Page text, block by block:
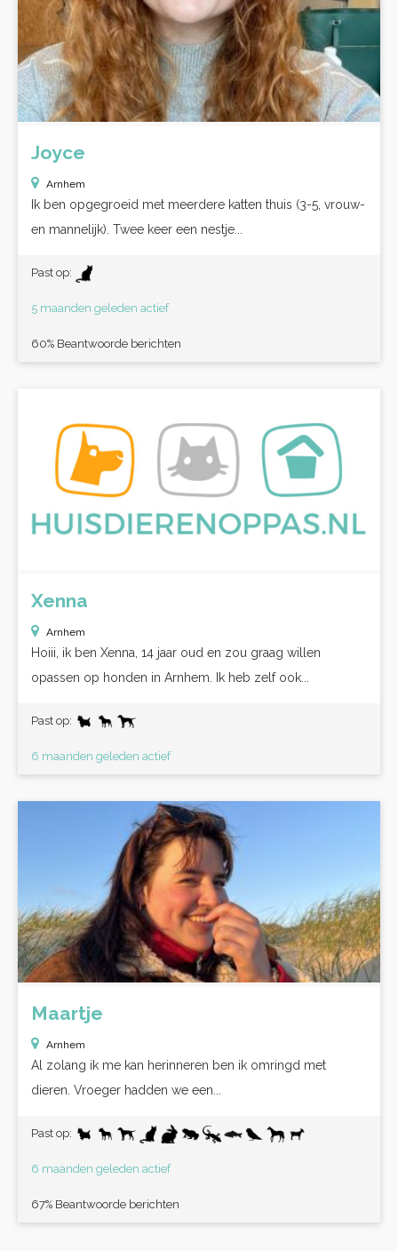
Joyce
Arnhem
Ik ben opgegroeid met meerdere katten thuis (3-5, vrouw-
en mannelijk). Twee keer een nestje...
Past op:
5 maanden geleden actief
60% Beantwoorde berichten
Xenna
Arnhem
Hoiii, ik ben Xenna, 14 jaar oud en zou graag willen
opassen op honden in Arnhem. Ik heb zelf ook...
Past op:
6 maanden geleden actief
Maartje
Arnhem
Al zolang ik me kan herinneren ben ik omringd met
dieren. Vroeger hadden we een...
Past op:
6 maanden geleden actief
67% Beantwoorde berichten